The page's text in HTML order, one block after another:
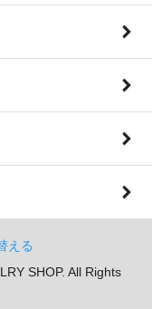
える
SHOP. All Rights